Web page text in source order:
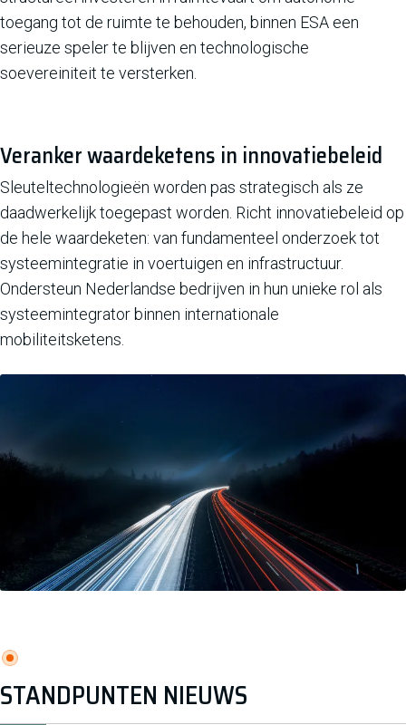
toegang tot de ruimte te behouden, binnen ESA een
serieuze speler te blijven en technologische
soevereiniteit te versterken.
Veranker waardeketens in innovatiebeleid
Sleuteltechnologieën worden pas strategisch als ze
daadwerkelijk toegepast worden. Richt innovatiebeleid op
de hele waardeketen: van fundamenteel onderzoek tot
systeemintegratie in voertuigen en infrastructuur.
Ondersteun Nederlandse bedrijven in hun unieke rol als
systeemintegrator binnen internationale
mobiliteitsketens.
STANDPUNTEN NIEUWS